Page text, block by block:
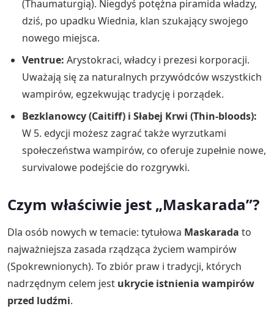
(Thaumaturgią). Niegdyś potężna piramida władzy,
dziś, po upadku Wiednia, klan szukający swojego
nowego miejsca.
Ventrue: Arystokraci, władcy i prezesi korporacji.
Uważają się za naturalnych przywódców wszystkich
wampirów, egzekwując tradycję i porządek.
Bezklanowcy (Caitiff) i Słabej Krwi (Thin-bloods):
W 5. edycji możesz zagrać także wyrzutkami
społeczeństwa wampirów, co oferuje zupełnie nowe,
survivalowe podejście do rozgrywki.
Czym właściwie jest „Maskarada”?
Dla osób nowych w temacie: tytułowa Maskarada to
najważniejsza zasada rządząca życiem wampirów
(Spokrewnionych). To zbiór praw i tradycji, których
nadrzędnym celem jest ukrycie istnienia wampirów
przed ludźmi.